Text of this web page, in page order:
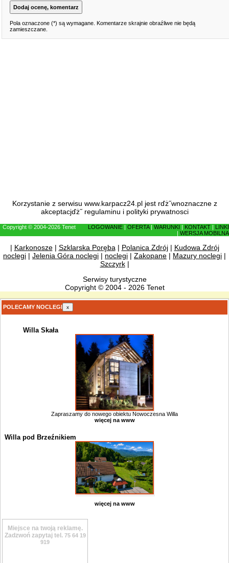
Pola oznaczone (*) są wymagane. Komentarze skrajnie obraźliwe nie będą
zamieszczane.
Korzystanie z serwisu www.karpacz24.pl jest rďż˝wnoznaczne z
akceptacjďż˝ regulaminu i polityki prywatnosci
Copyright © 2004-2026 Tenet LOGOWANIE OFERTA| WARUNKI KONTAKT
LINKI
WERSJA MOBILNA
| Karkonosze| Szklarska Poręba| Polanica Zdrój| Kudowa Zdrój
noclegi | Jelenia Góra noclegi | noclegi | Zakopane | Mazury noclegi |
Szczyrk|
Serwisy turystyczne
Copyright © 2004 - 2026 Tenet
POLECAMY NOCLEGI x
Willa Skała
Zapraszamy do nowego obiektu Nowoczesna Willa
więcej na www
Willa pod Brzeźnikiem
więcej na www
Miejsce na twoją reklamę.
Zadzwoń zapytaj tel. 75 64 19
919